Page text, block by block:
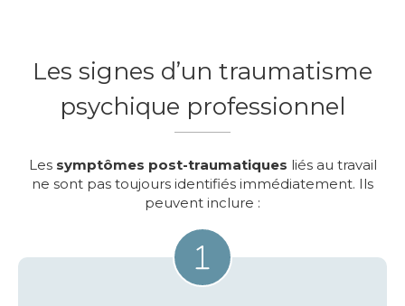
Les signes d’un traumatisme
psychique professionnel
Les symptômes post-traumatiques liés au travail
ne sont pas toujours identifiés immédiatement. Ils
peuvent inclure :